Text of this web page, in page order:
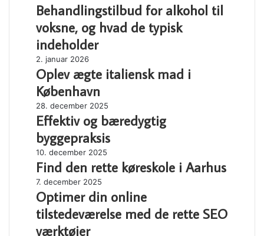
Plus
for
til
voksne,
og
hvad
de
typisk
indeholder
Behandlingstilbud for alkohol til
voksne, og hvad de typisk
indeholder
Oplev
ægte
italiensk
mad
i
København
2. januar 2026
Oplev ægte italiensk mad i
København
Effektiv
og
byggepraksis
28. december 2025
Effektiv og bæredygtig
byggepraksis
Find
den
i
Aarhus
10. december 2025
Find den rette køreskole i Aarhus
Optimer
din
online
tilstedeværelse
med
7. december 2025
Optimer din online
tilstedeværelse med de rette SEO
værktøjer